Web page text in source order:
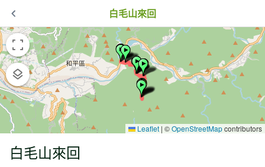
白毛山來回
Leaflet | ©OpenStreetMapcontributors
白毛山來回